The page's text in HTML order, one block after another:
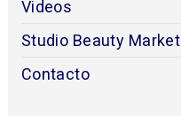
Videos
Studio Beauty Market
Contacto